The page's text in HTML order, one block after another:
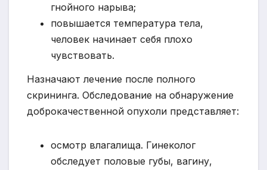
гнойного нарыва;
повышается температура тела,
человек начинает себя плохо
чувствовать.
Назначают лечение после полного
скрининга. Обследование на обнаружение
доброкачественной опухоли представляет:
осмотр влагалища. Гинеколог
обследует половые губы, вагину,